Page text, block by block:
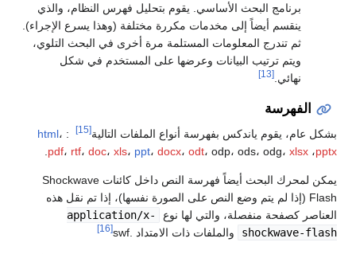
برنامج البحث الأساسي. يقوم بتحليل فهرس النظام، والذي
ينقسم أيضاً إلى مخدمات مكررة مختلفة (وهذا يسرع الإجراء).
ثم تندرج المعلومات المستلمة مرة أخرى في البحث التلوي،
ويتم ترتيب البيانات وعرضها على المستخدم في شكل
نهائي. [13]
الفهرسة
بشكل عام، يقوم ياندكس بفهرسة أنواع الملفات التالية[15]
:
html،
pdf، rtf، doc، xls، ppt، docx، odt، odp، ods، odg، xlsx ،pptx
يمكن لمحرك البحث أيضاً فهرسة النص داخل كائنات Shockwave
Flash (إذا لم يتم وضع النص على الصورة نفسها)، إذا تم نقل هذه
العناصر كصفحة منفصلة، والتي لها نوع
application/x-
shockwave-flash
والملفات ذات الامتداد .swf [16]